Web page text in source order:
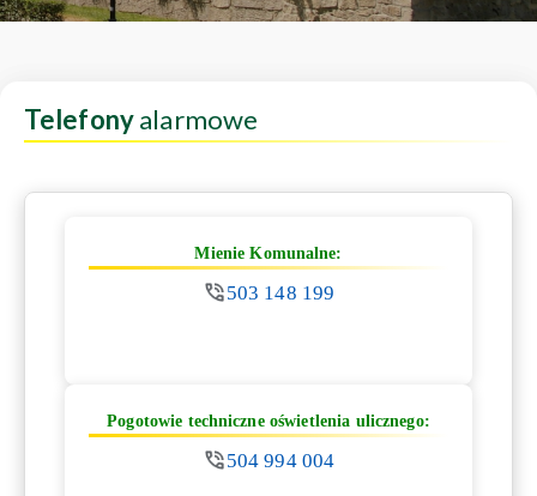
Telefonyalarmowe
Mienie Komunalne:
503 148 199
Pogotowie techniczne oświetlenia ulicznego:
504 994 004